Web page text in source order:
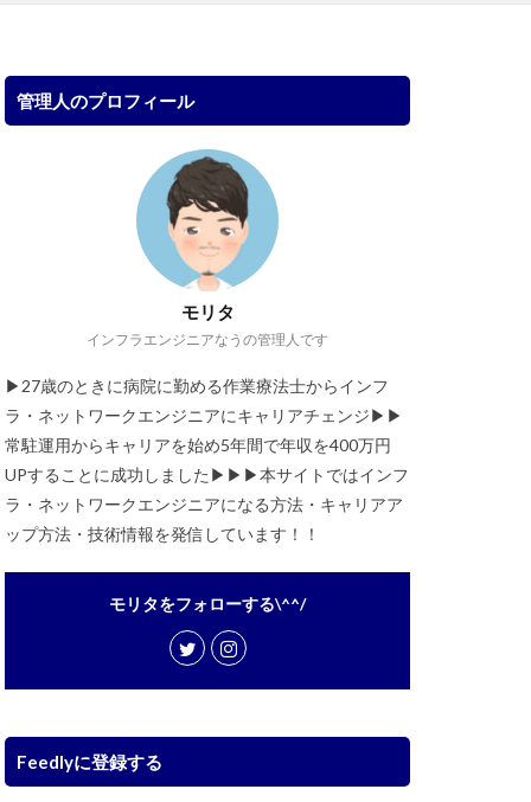
管理人のプロフィール
モリタ
インフラエンジニアなうの管理人です
▶︎27歳のときに病院に勤める作業療法士からインフ
ラ・ネットワークエンジニアにキャリアチェンジ▶︎▶︎
常駐運用からキャリアを始め5年間で年収を400万円
UPすることに成功しました▶︎▶︎▶︎本サイトではインフ
ラ・ネットワークエンジニアになる方法・キャリアア
ップ方法・技術情報を発信しています！！
モリタをフォローする\^^/
Feedlyに登録する